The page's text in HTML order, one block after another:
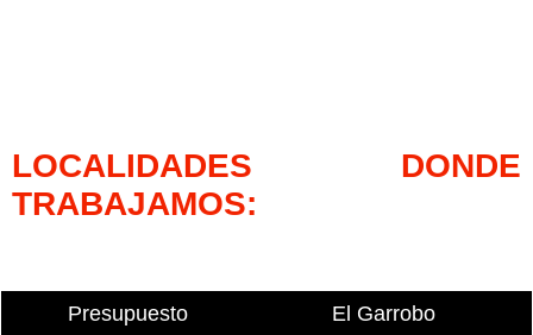
LOCALIDADES DONDE
TRABAJAMOS:
Presupuesto
El Garrobo